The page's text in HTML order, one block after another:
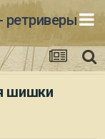
ретриверы
шишки